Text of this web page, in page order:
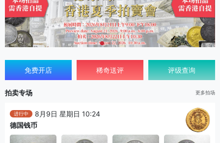
免费开店 稀奇送评 评级查询
拍卖专场 更多拍场
进行中
8月9日 星期日 10:24
德国钱币